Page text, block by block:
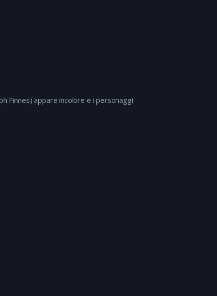
Finnes) appare incolore e i personaggi